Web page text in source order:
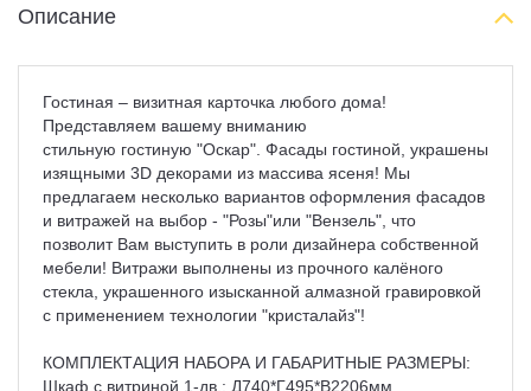
Описание
Гостиная – визитная карточка любого дома!
Представляем вашему вниманию
стильную гостиную "Оскар". Фасады гостиной, украшены
изящными 3D декорами из массива ясеня! Мы
предлагаем несколько вариантов оформления фасадов
и витражей на выбор - "Розы"или "Вензель", что
позволит Вам выступить в роли дизайнера собственной
мебели! Витражи выполнены из прочного калёного
стекла, украшенного изысканной алмазной гравировкой
с применением технологии "кристалайз"!
КОМПЛЕКТАЦИЯ НАБОРА И ГАБАРИТНЫЕ РАЗМЕРЫ:
Шкаф с витриной 1-дв.: Д740*Г495*В2206мм